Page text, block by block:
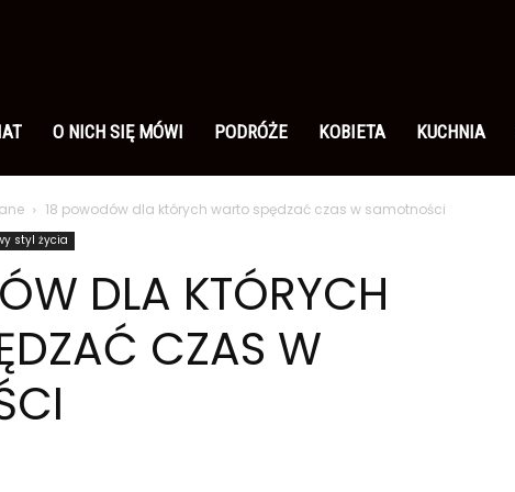
O NICH SIĘ MÓWI PODRÓŻE KOBIETA KUCHNIA
18 powodów dla których warto spędzać czas w samotności
styl życia
DLA KTÓRYCH
CZAS W